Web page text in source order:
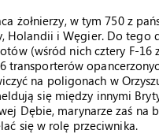
żołnierzy, w tym 750 z
Holandii i Węgier. Do tego
(wśród nich cztery F-16
transporterów
na poligonach w
się między innymi
Dębie, marynarze zaś na
się w rolę przeciwnika.